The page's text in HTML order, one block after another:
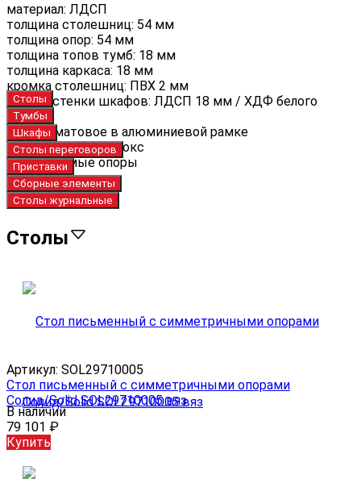
материал: ЛДСП
толщина столешниц: 54 мм
толщина опор: 54 мм
толщина топов тумб: 18 мм
толщина каркаса: 18 мм
кромка столешниц: ПВХ 2 мм
задние стенки шкафов: ЛДСП 18 мм / ХДФ белого
цвета
стекло: матовое в алюминиевой рамке
ящики тумб: метабокс
регулируемые опоры
Столы
Тумбы
Шкафы
Столы переговоров
Приставки
Сборные элементы
Столы журнальные
Столы
Артикул: SOL29710005
Стол письменный с симметричными опорами
Солид/Solid SOL29710005 вяз
В наличии
79 101 ₽
Купить